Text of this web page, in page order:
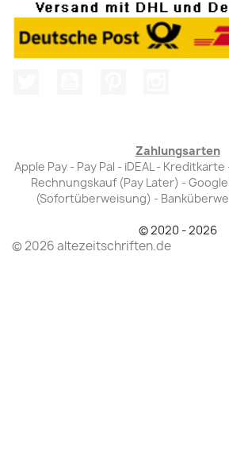
Zahlungsarten
Apple Pay - Pay Pal - iDEAL -
Rechnungskauf (Pay Later) - Google
(Sofortüberweisung) -
© 2020 - 2026
© 2026 altezeitschriften.de